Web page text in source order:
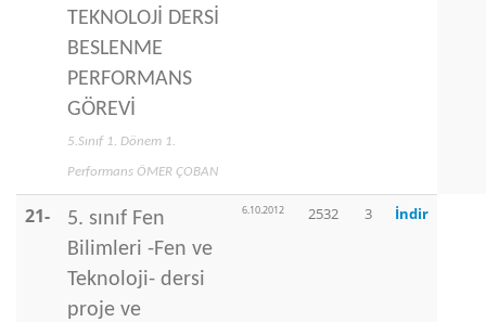
TEKNOLOJİ DERSİ
BESLENME
PERFORMANS
GÖREVİ
5.Sınıf 1. Dönem 1.
Performans ÖMER ÇOBAN
21-
5. sınıf Fen
Bilimleri -Fen ve
Teknoloji- dersi
proje ve
6.10.2012 2532 3 İndir